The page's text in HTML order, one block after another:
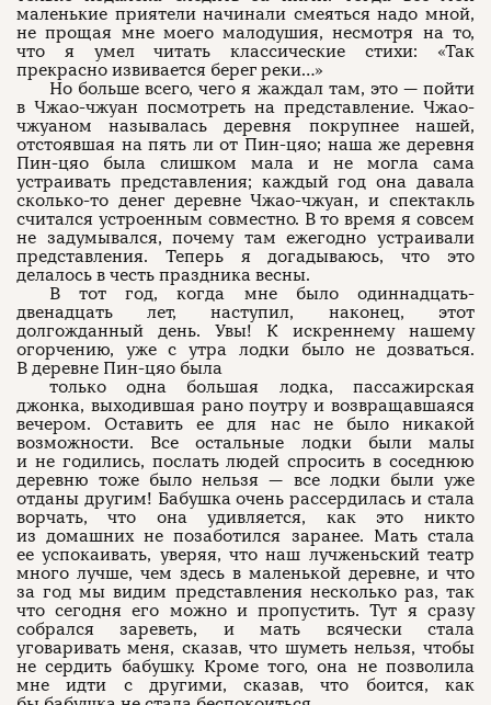
маленькие приятели начинали смеяться надо мной,
не прощая мне моего малодушия, несмотря на то,
что я умел читать классические стихи: «Так
прекрасно извивается берег реки…»
Но больше всего, чего я жаждал там, это — пойти
в Чжао-чжуан посмотреть на представление. Чжао-
чжуаном называлась деревня покрупнее нашей,
отстоявшая на пять ли от Пин-цяо; наша же деревня
Пин-цяо была слишком мала и не могла сама
устраивать представления; каждый год она давала
сколько-то денег деревне Чжао-чжуан, и спектакль
считался устроенным совместно. В то время я совсем
не задумывался, почему там ежегодно устраивали
представления. Теперь я догадываюсь, что это
делалось в честь праздника весны.
В тот год, когда мне было одиннадцать-
двенадцать лет, наступил, наконец, этот
долгожданный день. Увы! К искреннему нашему
огорчению, уже с утра лодки было не дозваться.
В деревне Пин-цяо была
только одна большая лодка, пассажирская
джонка, выходившая рано поутру и возвращавшаяся
вечером. Оставить ее для нас не было никакой
возможности. Все остальные лодки были малы
и не годились, послать людей спросить в соседнюю
деревню тоже было нельзя — все лодки были уже
отданы другим! Бабушка очень рассердилась и стала
ворчать, что она удивляется, как это никто
из домашних не позаботился заранее. Мать стала
ее успокаивать, уверяя, что наш лучженьский театр
много лучше, чем здесь в маленькой деревне, и что
за год мы видим представления несколько раз, так
что сегодня его можно и пропустить. Тут я сразу
собрался зареветь, и мать всячески стала
уговаривать меня, сказав, что шуметь нельзя, чтобы
не сердить бабушку. Кроме того, она не позволила
мне идти с другими, сказав, что боится, как